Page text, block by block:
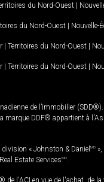
du Nord-Ouest |
du Nord-Ouest | Nouvelle-
| Territoires du Nord-Ouest |
| Territoires du Nord-Ouest |
de l’immobilier
DDF® appartient à
« Johnston & Daniel MD
Estate ServicesMD
l'ACI en vue de l'achat, de